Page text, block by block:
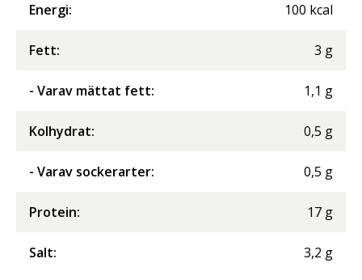
Energi: 100 kcal
Fett: 3 g
- Varav mättat fett: 1,1 g
Kolhydrat: 0,5 g
- Varav sockerarter: 0,5 g
Protein: 17 g
Salt: 3,2 g